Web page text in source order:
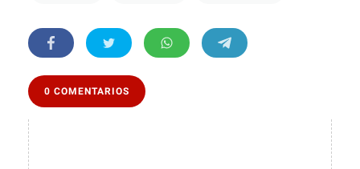
0 COMENTARIOS